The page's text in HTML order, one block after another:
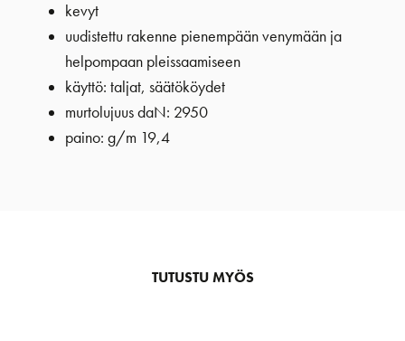
kevyt
uudistettu rakenne pienempään venymään ja
helpompaan pleissaamiseen
käyttö: taljat, säätököydet
murtolujuus daN: 2950
paino: g/m 19,4
TUTUSTU MYÖS